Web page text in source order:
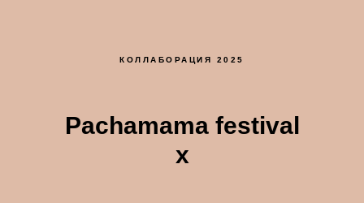
КОЛЛАБОРАЦИЯ 2025
Pachamama festival
х